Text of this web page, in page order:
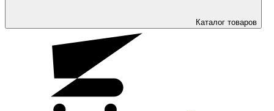
Каталог товаров